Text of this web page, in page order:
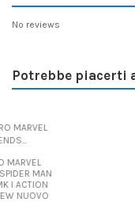
No reviews
Potrebbe piacerti